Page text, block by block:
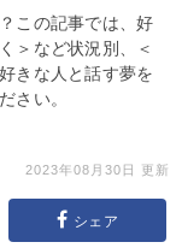
この記事では、好
＞など状況別、＜
きな人と話す夢を
さい。
2023年08月30日 更新
シェア